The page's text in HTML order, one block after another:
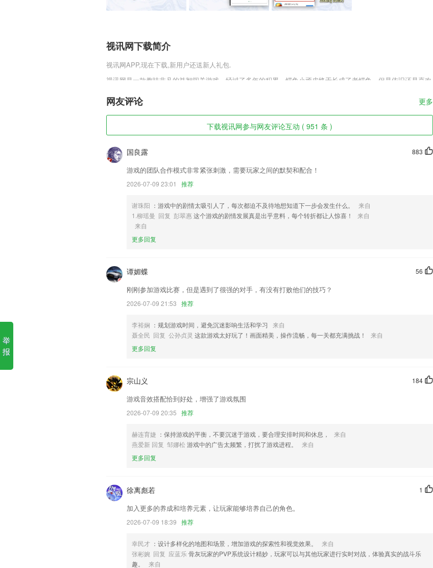
视讯网下载简介
视讯网APP,现在下载,新用户还送新人礼包.
视讯网是一款趣味非凡的益智闯关游戏。经过了多年的积累，鳄鱼小顽皮终于长成了老鳄鱼，但是依旧还是喜欢
待着各位玩家哦。
视讯网软件特色
1,医护人员个人中心，可查看排班及接诊记录。
2,详细的展示方式，能够帮助更多的用户连接到需要的选择中去；
3,【多种格式导出】
4,我的班级：班级所有人员详情。
6,推荐周边的家长圈子和周边的家长一起互动交流，分享教育心得体会。了解身边的幼升小、小升初相关升学择
校政策消息，良好的交流氛围，高质量的教育社区和牛娃家长一起做好父母。
视讯网软件优势
2.·专门的智能评分系统，用户朋友们可以在学习中发现自己的问题
3.好多知识用不上学了不等于白学，在线累积学分，学了不白学
4.初级经济师，初级经济师考试，初级经济师真题，初级经济师考试真题，初级经济师试题，初级经济师考试试
5.有优质的绘本阅读资源能够帮助孩子们了解更多有趣故事
6.搜索查找党群服务中心服务，使用里面的搜索功能可以搜索查找需要的服务；
钱包支持绑定信用卡
优化用户体验效果
钱包支持绑定信用卡
优化系统自动对接
们更好的对产品进行优化修改。
网友评论 更多
下载视讯网参与网友评论互动 ( 951 条 )
883
国良露
游戏的团队合作模式非常紧张刺激，需要玩家之间的默契和配合！
2026-07-09 23:01 推荐
谢珠阳 ：游戏中的剧情太吸引人了，每次都迫不及待地想知道下一步会发生什么。
来自
1.柳瑶曼 回复 彭翠惠这个游戏的剧情发展真是出乎意料，每个转折都让人惊喜！
来自
来自
更多回复
56
谭媚蝶
刚刚参加游戏比赛，但是遇到了很强的对手，有没有打败他们的技巧？
2026-07-09 21:53 推荐
李裕娴 ：规划游戏时间，避免沉迷影响生活和学习
来自
聂全民 回复 公孙贞灵 这款游戏太好玩了！画面精美，操作流畅，每一关都充满挑战！
来自
更多回复
184
宗山义
游戏音效搭配恰到好处，增强了游戏氛围
2026-07-09 20:35 推荐
赫连育婕 ：保持游戏的平衡，不要沉迷于游戏，要合理安排时间和休息，
来自
燕爱新 回复 邹娜松 游戏中的广告太频繁，打扰了游戏进程。
来自
更多回复
1
徐离彪若
加入更多的养成和培养元素，让玩家能够培养自己的角色。
2026-07-09 18:39 推荐
幸民才 ：设计多样化的地图和场景，增加游戏的探索性和视觉效果。
来自
张彬婉 回复 应蓝乐骨灰玩家的PVP系统设计精妙，玩家可以与其他玩家进行实时对战，体验真实的战斗乐
趣。
来自
举
报